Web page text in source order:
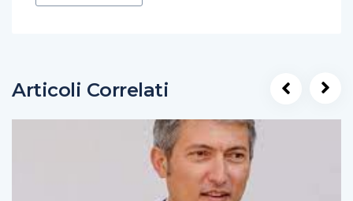
Articoli Correlati